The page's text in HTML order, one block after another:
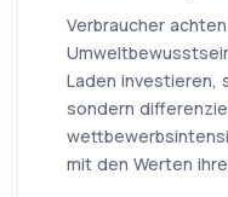
Verbraucher
Laden investieren,
sondern
mit den Werten